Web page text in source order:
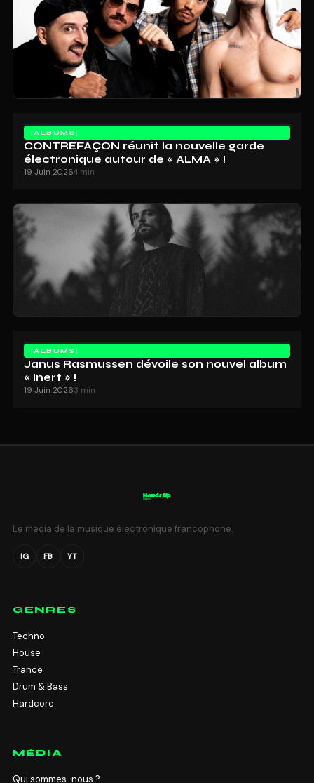
ALBUMS
CONTREFAÇON réunit la nouvelle garde
électronique autour de « ALMA » !
19 Juin 20264 min
ALBUMS
Janus Rasmussen dévoile son nouvel album
« Inert » !
19 Juin 20263 min
Le média de la musique électronique francophone.
IG FB YT
GENRES
Techno
House
Trance
Drum & Bass
Hardcore
MÉDIA
Qui sommes-nous ?